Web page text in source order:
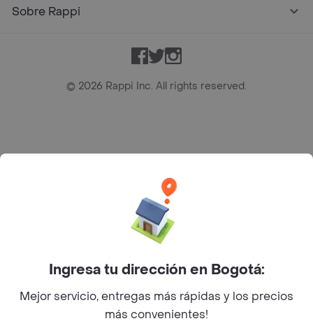
Sobre Rappi
Facebook
TwitterInstagram
© 2026 Rappi Inc. All rights reserved.
Bogotá D.C. --- notificacionesrappi@rappi.com
Ingresa tu dirección en Bogotá:
Mejor servicio, entregas más rápidas y los precios
más convenientes!